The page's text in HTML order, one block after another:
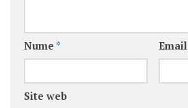
Nume * Email
Site web